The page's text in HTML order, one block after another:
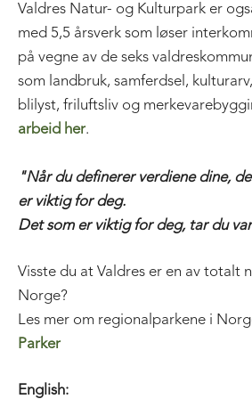
Valdres Natur- og Kulturpark er
med 5,5 årsverk som løser
på vegne av de seks
som landbruk, samferdsel,
blilyst, friluftsliv og
arbeid her.
"Når du definerer verdiene dine,
er viktig for deg.
Det som er viktig for deg, tar du
Visste du at Valdres er en av totalt
Norge?
Les mer om regionalparkene i
Parker
English: